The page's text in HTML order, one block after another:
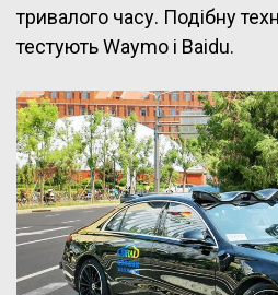
тривалого часу. Подібну
тестують Waymo і Baidu.